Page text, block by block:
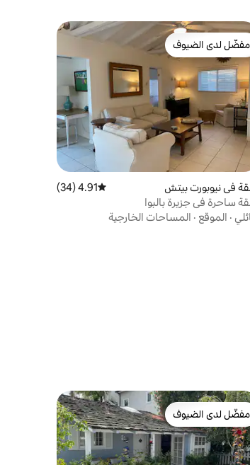
مفضّل لدى الضيوف
مفضّل لدى الضيوف
في نيوبورت بيتش متوسط التقييم 4.91 من 5، 34 مراجعات
4.91 (34)
ساحرة في جزيرة بالبوا
· الموقع · المساحات الخارجية
مفضّل لدى الضيوف
مفضّل لدى الضيوف